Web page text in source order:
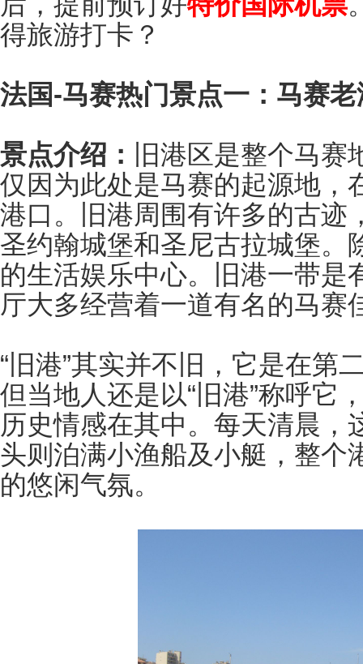
得旅游打卡？
法国-马赛热门景点一：马赛老
景点介绍：
旧港区是整个马
仅因为此处是马赛的起源地，
港口。旧港周围有许多的古迹
圣约翰城堡和圣尼古拉城堡。
的生活娱乐中心。旧港一带是
厅大多经营着一道有名的马
“旧港”其实并不旧，它是在第
但当地人还是以“旧港”称呼它
历史情感在其中。每天清晨，
头则泊满小渔船及小艇，整个
的悠闲气氛。